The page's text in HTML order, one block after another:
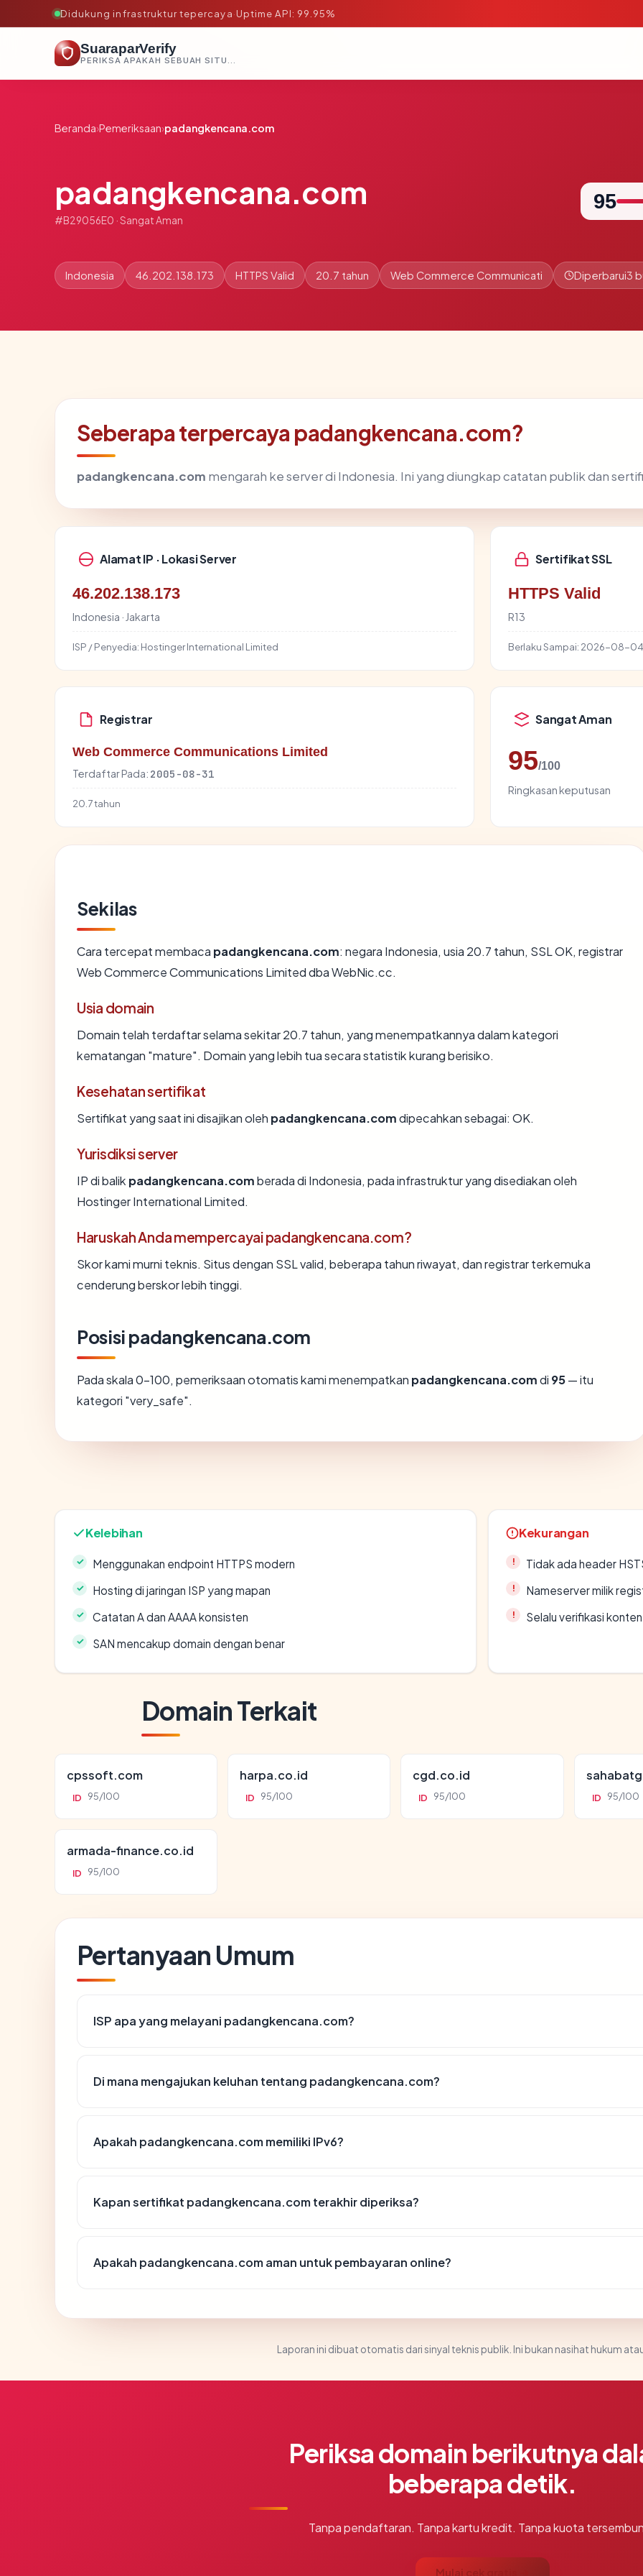
Didukung infrastruktur tepercaya·Uptime API: 99.95%
SuaraparVerify
PERIKSA APAKAH SEBUAH SITUS AMAN, TEPERCAYA, DAN TERVERIFIKASI DALAM HITUNGAN DETIK.
Beranda›Pemeriksaan›padangkencana.com
padangkencana.com
#B29056E0 · Sangat Aman
95
Indonesia 46.202.138.173 HTTPS Valid 20.7 tahun Web Commerce Communicati Diperbarui3
Seberapa terpercaya padangkencana.com?
padangkencana.com mengarah ke server di Indonesia. Ini yang diungkap catatan publik dan
Alamat IP · Lokasi Server
46.202.138.173
Indonesia · Jakarta
ISP / Penyedia: Hostinger International Limited
Sertifikat SSL
HTTPS Valid
R13
Berlaku Sampai: 2026-08-04
Registrar
Web Commerce Communications Limited
Terdaftar Pada: 2005-08-31
20.7 tahun
Sangat Aman
95/100
Ringkasan keputusan
Sekilas
Cara tercepat membaca padangkencana.com: negara Indonesia, usia 20.7 tahun, SSL OK, registrar
Web Commerce Communications Limited dba WebNic.cc.
Usia domain
Domain telah terdaftar selama sekitar 20.7 tahun, yang menempatkannya dalam kategori
kematangan "mature". Domain yang lebih tua secara statistik kurang berisiko.
Kesehatan sertifikat
Sertifikat yang saat ini disajikan oleh padangkencana.comdipecahkan sebagai: OK.
Yurisdiksi server
IP di balik padangkencana.comberada di Indonesia, pada infrastruktur yang disediakan oleh
Hostinger International Limited.
Haruskah Anda mempercayai padangkencana.com?
Skor kami murni teknis. Situs dengan SSL valid, beberapa tahun riwayat, dan registrar terkemuka
cenderung berskor lebih tinggi.
Posisi padangkencana.com
Pada skala 0-100, pemeriksaan otomatis kami menempatkan padangkencana.comdi 95— itu
kategori "very_safe".
Kelebihan
Menggunakan endpoint HTTPS modern
Hosting di jaringan ISP yang mapan
Catatan A dan AAAA konsisten
SAN mencakup domain dengan benar
Kekurangan
Tidak ada header
Nameserver milik
Selalu verifikasi
Domain Terkait
cpssoft.com
ID 95/100
harpa.co.id
ID 95/100
cgd.co.id
ID 95/100 ID 95/100
armada-finance.co.id
ID 95/100
Pertanyaan Umum
ISP apa yang melayani padangkencana.com?
Di mana mengajukan keluhan tentang padangkencana.com?
Apakah padangkencana.com memiliki IPv6?
Kapan sertifikat padangkencana.com terakhir diperiksa?
Apakah padangkencana.com aman untuk pembayaran online?
Laporan ini dibuat otomatis dari sinyal teknis publik. Ini bukan nasihat hukum
Periksa domain berikutnya
beberapa detik.
Tanpa pendaftaran. Tanpa kartu kredit. Tanpa kuota
Mulai cek gratis →